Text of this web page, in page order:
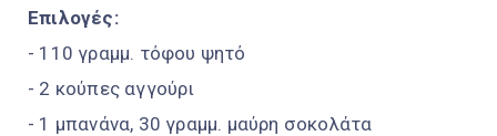
Επιλογές:
- 110 γραμμ. τόφου ψητό
- 2 κούπες αγγούρι
- 1 μπανάνα, 30 γραμμ. μαύρη σοκολάτα